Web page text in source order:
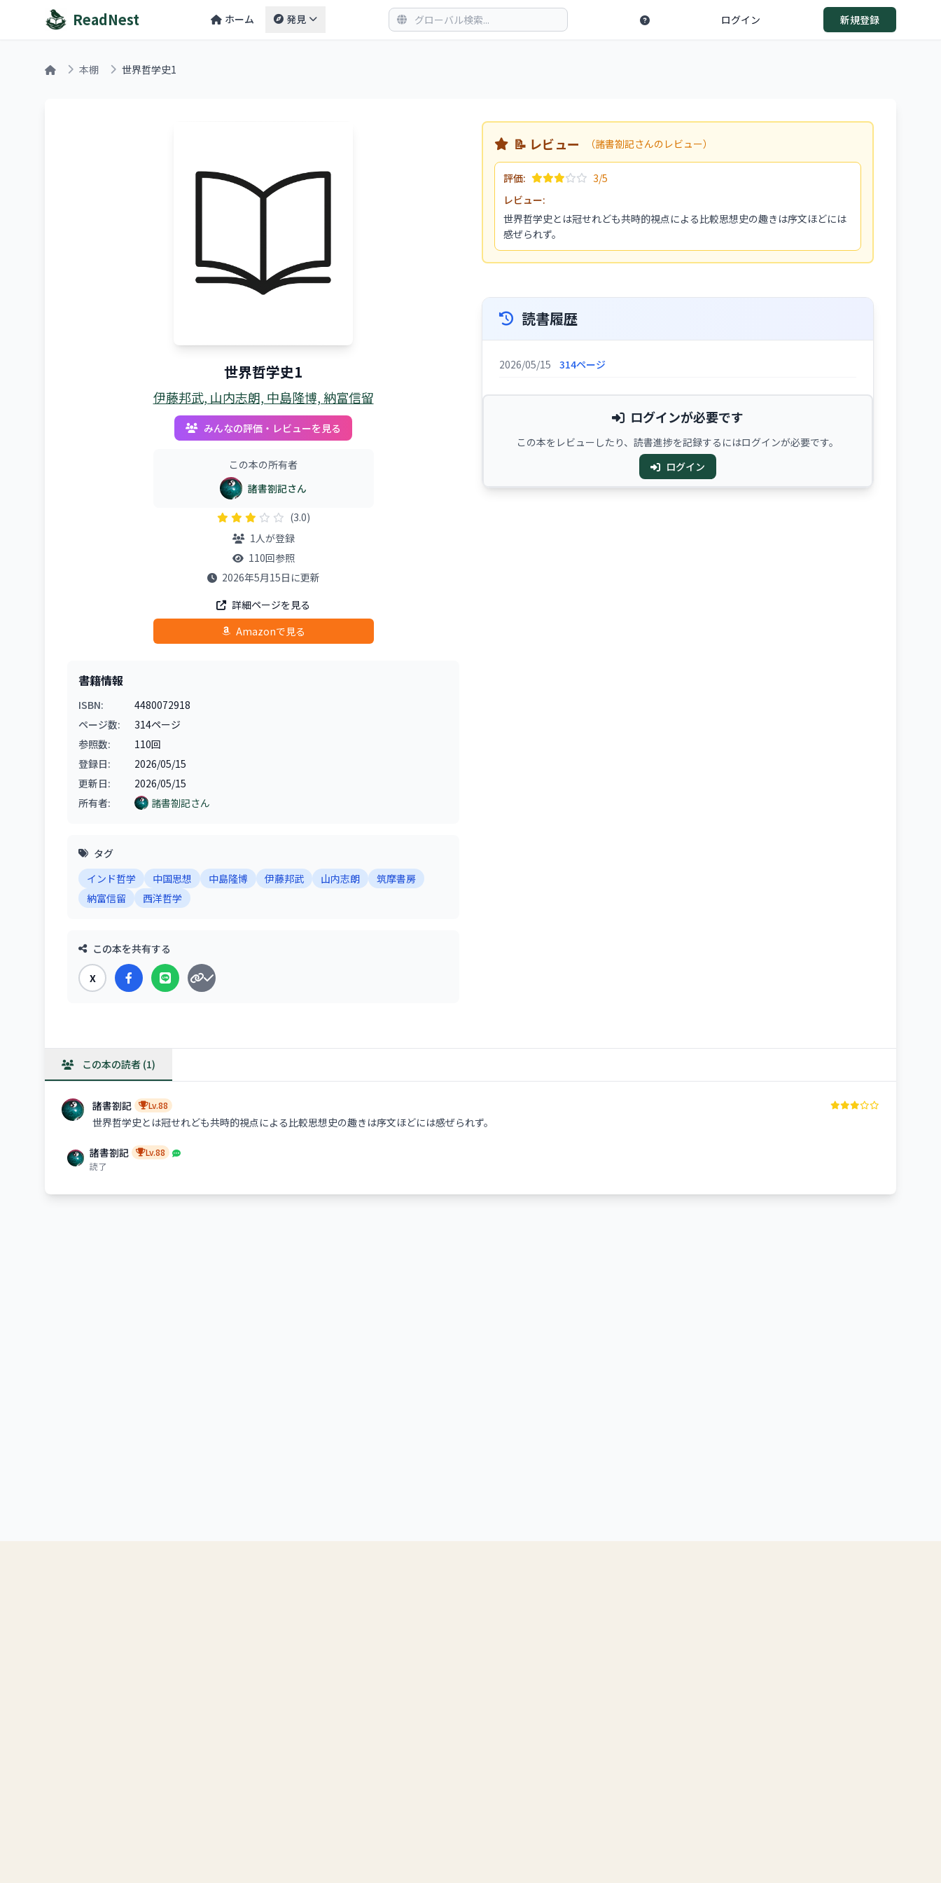
ReadNest ホーム 発見 ログイン 新規登録
本棚 世界哲学史1
世界哲学史1
伊藤邦武, 山内志朗, 中島隆博, 納富信留
みんなの評価・レビューを見る
この本の所有者
諸書劄記さん
(3.0)
1人が登録
110回参照
2026年5月15日に更新
詳細ページを見る
Amazonで見る
書籍情報
ISBN:
4480072918
ページ数:
314ページ
参照数:
110回
登録日:
2026/05/15
更新日:
2026/05/15
所有者:
諸書劄記さん
タグ
インド哲学
中国思想 中島隆博 伊藤邦武 山内志朗
筑摩書房
納富信留
西洋哲学
この本を共有する
X
📝 レビュー （諸書劄記さんのレビュー）
評価:
3/5
レビュー:
世界哲学史とは冠せれども共時的視点による比較思想史の趣きは序文ほどには
感ぜられず。
読書履歴
2026/05/15 314ページ
ログインが必要です
この本をレビューしたり、読書進捗を記録するにはログインが必要です。
ログイン
この本の読者 (1)
諸書劄記 Lv.88
世界哲学史とは冠せれども共時的視点による比較思想史の趣きは序文ほどには感ぜられず。
諸書劄記
Lv.88
読了